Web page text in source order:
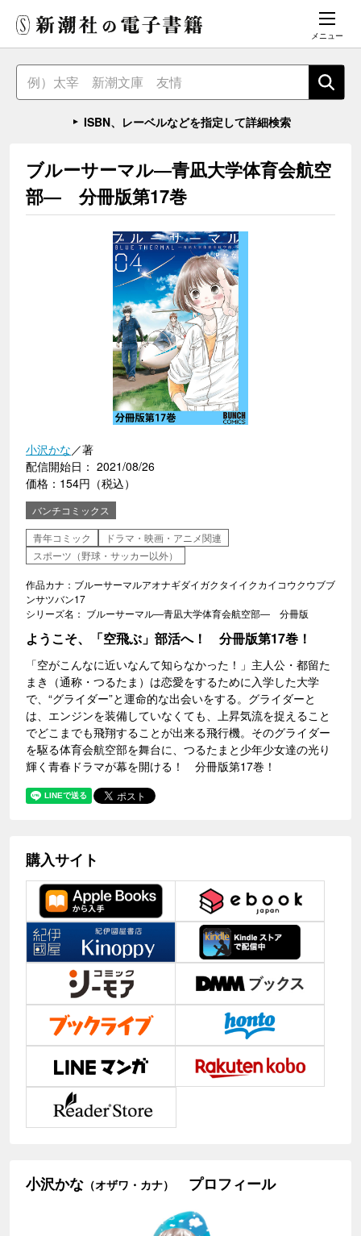
メニュー
ISBN、レーベルなどを指定して詳細検索
ブルーサーマル―青凪大学体育会航空
部― 分冊版第17巻
小沢かな／著
配信開始日： 2021/08/26
価格：154円（税込）
バンチコミックス
青年コミック
ドラマ・映画・アニメ関連
スポーツ（野球・サッカー以外）
作品カナ：ブルーサーマルアオナギダイガクタイイクカイコウクウブブ
ンサツバン17
シリーズ名： ブルーサーマル―青凪大学体育会航空部― 分冊版
ようこそ、「空飛ぶ」部活へ！ 分冊版第17巻！
「空がこんなに近いなんて知らなかった！」主人公・都留た
まき（通称・つるたま）は恋愛をするために入学した大学
で、“グライダー”と運命的な出会いをする。グライダーと
は、エンジンを装備していなくても、上昇気流を捉えること
でどこまでも飛翔することが出来る飛行機。そのグライダー
を駆る体育会航空部を舞台に、つるたまと少年少女達の光り
輝く青春ドラマが幕を開ける！ 分冊版第17巻！
購入サイト
小沢かな （オザワ・カナ） プロフィール